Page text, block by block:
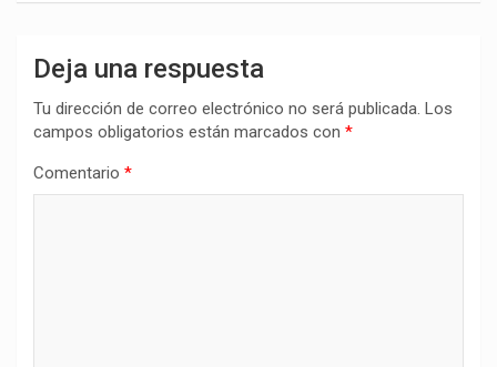
Deja una respuesta
Tu dirección de correo electrónico no será publicada. Los
campos obligatorios están marcados con *
Comentario *